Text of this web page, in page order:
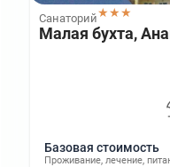
Санаторий★★★
Малая бухта,
Базовая стоимость
Проживание, лечение,